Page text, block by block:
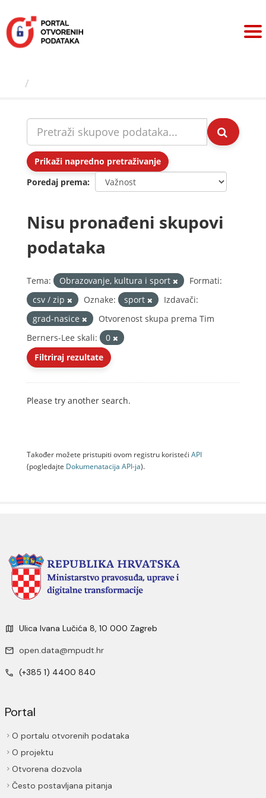
sadržaj
Prikaži napredno pretraživanje
Poredaj prema
Nisu pronađeni skupovi
podataka
Tema: Obrazovanje, kultura i sport
Formati:
csv / zip
Oznake: sport
Izdavači:
grad-nasice
Otvorenost skupa prema Tim
Berners-Lee skali:
0
Filtriraj rezultate
Please try another search.
Također možete pristupiti ovom registru koristeći API
(pogledajte Dokumenаtаcijа API-jа).